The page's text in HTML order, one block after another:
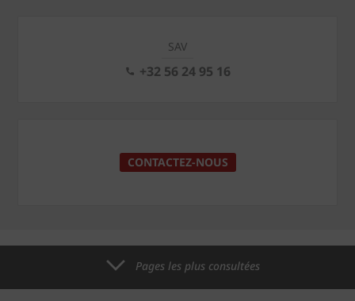
SAV
+32 56 24 95 16
CONTACTEZ-NOUS
Pages les plus consultées